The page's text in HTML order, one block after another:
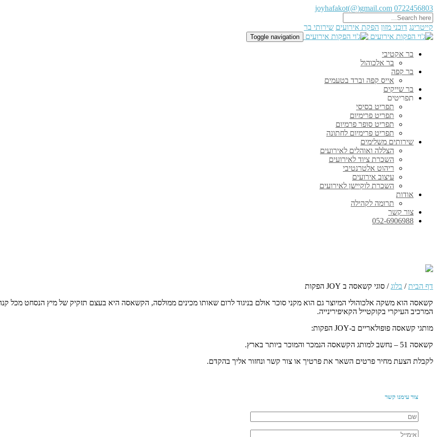
0722456803
joyhafakot(@)gmail.com
קייטרינג דוכני מזון הפקת אירועים שירותי בר
Toggle navigation
בר אקטיבי
בר אלכוהול
בר קפה
אייס קפה וברד בטעמים
בר שייקים
תפריטים
תפריט בסיסי
תפריט פרימיום
תפריט סופר פרמיום
תפריט פרימיום לחתונה
שירותים משלימים
הצללה ואוהלים לאירועים
השכרת ציוד לאירועים
ריהוט אלטרנטיבי
עיצוב אירועים
השכרת לוקיישן לאירועים
אודות
תרומה לקהילה
צור קשר
052-6906988
דף הבית/ בלוג/ סוגי קשאסה ב JOY הפקות
קשאסה הוא משקה אלכוהולי המיוצר גם הוא מקני סוכר אולם בניגוד לרום שאותו מכינים ממולסה, הקשאסה היא בעצם תזקיק של מיץ הנסחט
המרכיב העיקרי בקוקטייל הקאיפירינייה.
מותגי קשאסה פופולאריים ב-JOY הפקות:
קשאסה 51 – נחשב למותג הקשאסה הנמכר והמוכר ביותר בארץ.
לקבלת הצעת מחיר פרטים השאר את פרטיך או צור קשר ונחזור אליך בהקדם.
צור עימנו קשר